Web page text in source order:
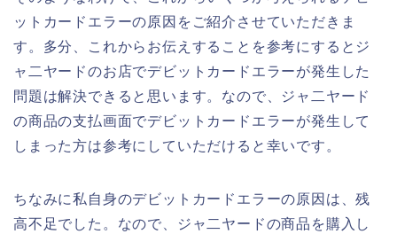
ットカードエラーの原因をご紹介させていただきま
す。多分、これからお伝えすることを参考にするとジ
ャ二ヤードのお店でデビットカードエラーが発生した
問題は解決できると思います。なので、ジャ二ヤード
の商品の支払画面でデビットカードエラーが発生して
しまった方は参考にしていただけると幸いです。
ちなみに私自身のデビットカードエラーの原因は、残
高不足でした。なので、ジャ二ヤードの商品を購入し